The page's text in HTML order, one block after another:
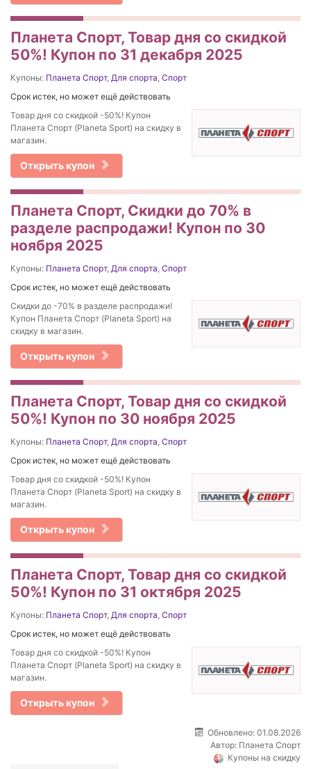
Планета Спорт, Товар дня со скидкой
50%! Купон по 31 декабря 2025
Купоны: Планета Спорт, Для спорта Спорт
Срок истек, но может ещё действовать
Товар дня со скидкой -50%! Купон
Планета Спорт (Planeta Sport) на скидку в
магазин.
Открыть купон
Планета Спорт, Скидки до 70% в
разделе распродажи! Купон по 30
ноября 2025
Купоны: Планета Спорт, Для спорта Спорт
Срок истек, но может ещё действовать
Скидки до -70% в разделе распродажи!
Купон Планета Спорт (Planeta Sport) на
скидку в магазин.
Открыть купон
Планета Спорт, Товар дня со скидкой
50%! Купон по 30 ноября 2025
Купоны: Планета Спорт, Для спорта Спорт
Срок истек, но может ещё действовать
Товар дня со скидкой -50%! Купон
Планета Спорт (Planeta Sport) на скидку в
магазин.
Открыть купон
Планета Спорт, Товар дня со скидкой
50%! Купон по 31 октября 2025
Купоны: Планета Спорт, Для спорта Спорт
Срок истек, но может ещё действовать
Товар дня со скидкой -50%! Купон
Планета Спорт (Planeta Sport) на скидку в
магазин.
Открыть купон
Обновлено: 01.08.2026
Автор: Планета Спорт
Купоны на скидку